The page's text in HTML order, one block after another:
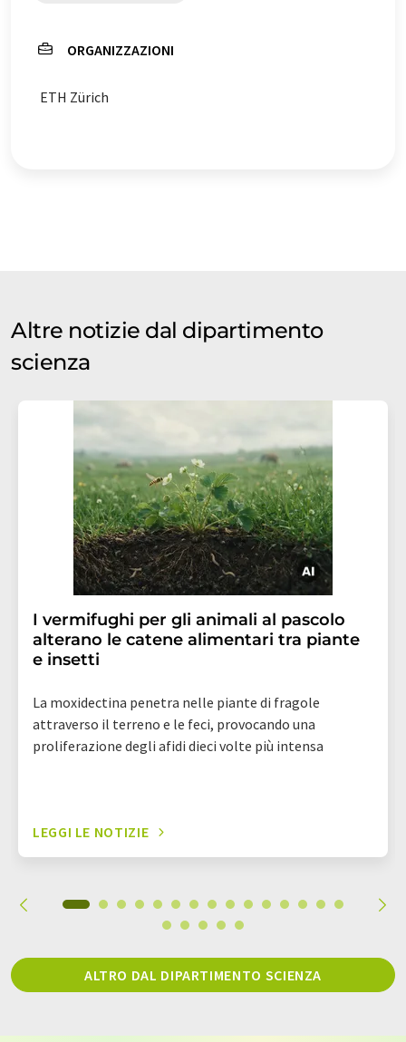
ORGANIZZAZIONI
ETH Zürich
Altre notizie dal dipartimento
scienza
I vermifughi per gli animali al pascolo
alterano le catene alimentari tra piante
e insetti
La moxidectina penetra nelle piante di fragole
attraverso il terreno e le feci, provocando una
proliferazione degli afidi dieci volte più intensa
LEGGI LE NOTIZIE
ALTRO DAL DIPARTIMENTO SCIENZA